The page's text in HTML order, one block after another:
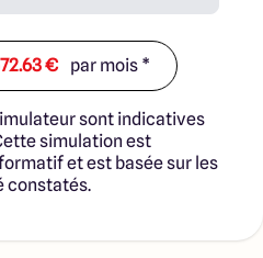
€ par mois *
sont indicatives
simulation est
et est basée sur les
constatés.